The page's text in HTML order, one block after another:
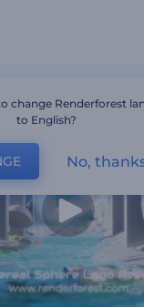
change Renderforest
to English?
No,